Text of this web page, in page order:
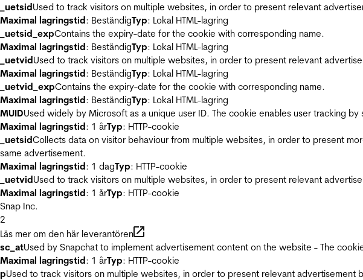
_uetsidUsed to track visitors on multiple websites, in order to present relevant
Maximal lagringstid: BeständigTyp: Lokal HTML-lagring
_uetsid_expContains the expiry-date for the cookie with corresponding name.
Maximal lagringstid: BeständigTyp: Lokal HTML-lagring
_uetvidUsed to track visitors on multiple websites, in order to present relevant
Maximal lagringstid: BeständigTyp: Lokal HTML-lagring
_uetvid_expContains the expiry-date for the cookie with corresponding name.
Maximal lagringstid: BeständigTyp: Lokal HTML-lagring
MUIDUsed widely by Microsoft as a unique user ID. The cookie enables user tracking
Maximal lagringstid: 1 årTyp: HTTP-cookie
_uetsidCollects data on visitor behaviour from multiple websites, in order to present
same advertisement.
Maximal lagringstid: 1 dagTyp: HTTP-cookie
_uetvidUsed to track visitors on multiple websites, in order to present relevant
Maximal lagringstid: 1 årTyp: HTTP-cookie
Snap Inc.
2
Läs mer om den här leverantören
sc_atUsed by Snapchat to implement advertisement content on the website - The
Maximal lagringstid: 1 årTyp: HTTP-cookie
pUsed to track visitors on multiple websites, in order to present relevant advertisement